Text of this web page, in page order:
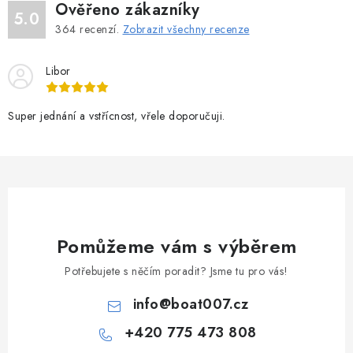
5.0 Ověřeno zákazníky
364 recenzí. Zobrazit všechny recenze
Libor
Super jednání a vstřícnost, vřele doporučuji.
Pomůžeme vám s výběrem
Potřebujete s něčím poradit? Jsme tu pro vás!
info@boat007.cz
+420 775 473 808